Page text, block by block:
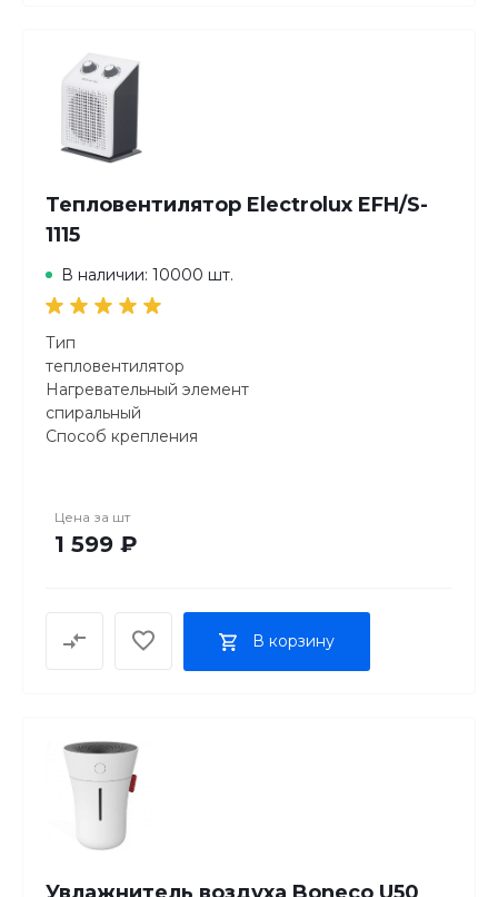
Тепловентилятор Electrolux EFH/S-
1115
В наличии: 10000 шт.
Тип
тепловентилятор
Нагревательный элемент
спиральный
Способ крепления
Высота, см
25.1
13.5
Площадь обогрева, м²
белый
ФУНКЦИОНАЛ
Количество режимов работы
Управление
механическое
Цена за шт
1 599 ₽
В корзину